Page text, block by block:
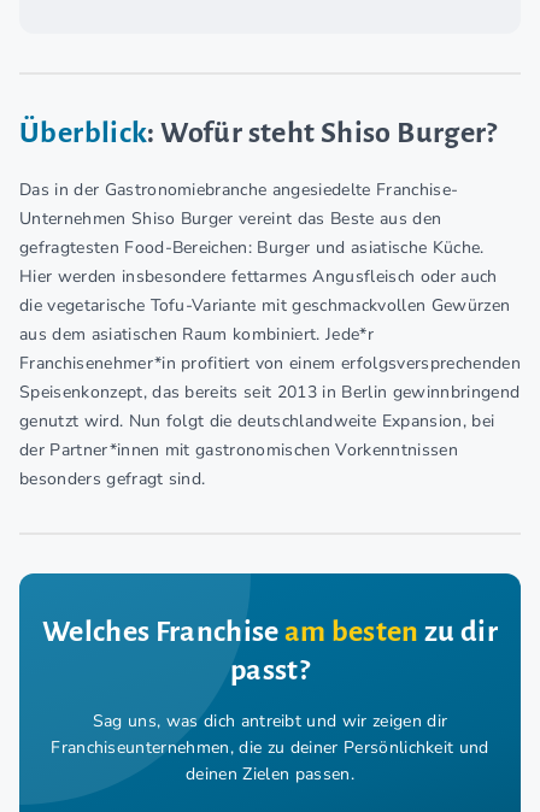
Überblick: Wofür steht Shiso Burger?
Das in der Gastronomiebranche angesiedelte Franchise-
Unternehmen Shiso Burger vereint das Beste aus den
gefragtesten Food-Bereichen: Burger und asiatische Küche.
Hier werden insbesondere fettarmes Angusfleisch oder auch
die vegetarische Tofu-Variante mit geschmackvollen Gewürzen
aus dem asiatischen Raum kombiniert. Jede*r
Franchisenehmer*in profitiert von einem erfolgsversprechenden
Speisenkonzept, das bereits seit 2013 in Berlin gewinnbringend
genutzt wird. Nun folgt die deutschlandweite Expansion, bei
der Partner*innen mit gastronomischen Vorkenntnissen
besonders gefragt sind.
Welches Franchiseam besten zu dir
passt?
Sag uns, was dich antreibt und wir zeigen dir
Franchiseunternehmen, die zu deiner Persönlichkeit und
deinen Zielen passen.